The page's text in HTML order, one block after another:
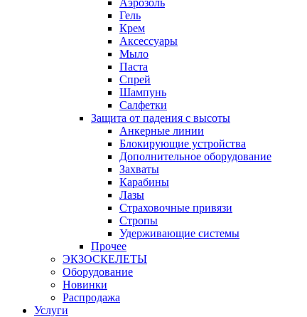
Аэрозоль
Гель
Крем
Аксессуары
Мыло
Паста
Спрей
Шампунь
Салфетки
Защита от падения с высоты
Анкерные линии
Блокирующие устройства
Дополнительное оборудование
Захваты
Карабины
Лазы
Страховочные привязи
Стропы
Удерживающие системы
Прочее
ЭКЗОСКЕЛЕТЫ
Оборудование
Новинки
Распродажа
Услуги